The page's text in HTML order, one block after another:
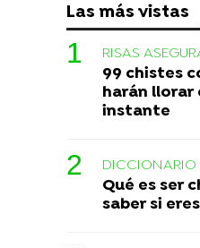
Las más vistas
RISAS
99 chistes
harán llorar
instante
DICCIONARIO
Qué es ser
saber si